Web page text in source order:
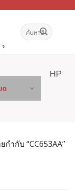
ค้นหา:
ด
HP
ำกับ “CC653AA”